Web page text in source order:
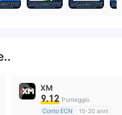
XM
9.12 Punteggio
Conto ECN
15-20 anni